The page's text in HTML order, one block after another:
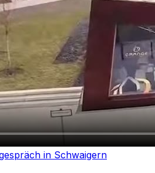
in Schwaigern